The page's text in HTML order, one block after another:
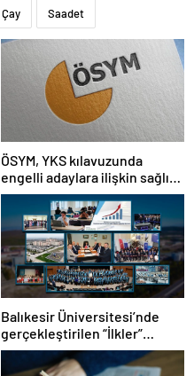
Çay Saadet
ÖSYM, YKS kılavuzunda
engelli adaylara ilişkin sağlık
şartlarını güncelledi
Balıkesir Üniversitesi’nde
gerçekleştirilen “İlkler”
üniversitenin geleceğini
şekillendiriyor